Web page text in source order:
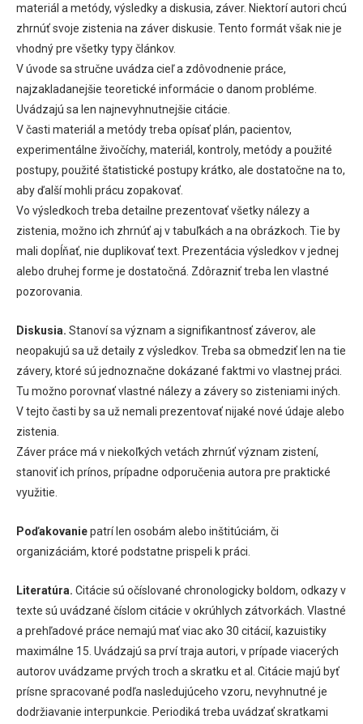
materiál a metódy, výsledky a diskusia, záver. Niektorí autori chcú
zhrnúť svoje zistenia na záver diskusie. Tento formát však nie je
vhodný pre všetky typy článkov.
V úvode sa stručne uvádza cieľ a zdôvodnenie práce,
najzakladanejšie teoretické informácie o danom probléme.
Uvádzajú sa len najnevyhnutnejšie citácie.
V časti materiál a metódy treba opísať plán, pacientov,
experimentálne živočíchy, materiál, kontroly, metódy a použité
postupy, použité štatistické postupy krátko, ale dostatočne na to,
aby ďalší mohli prácu zopakovať.
Vo výsledkoch treba detailne prezentovať všetky nálezy a
zistenia, možno ich zhrnúť aj v tabuľkách a na obrázkoch. Tie by
mali dopĺňať, nie duplikovať text. Prezentácia výsledkov v jednej
alebo druhej forme je dostatočná. Zdôrazniť treba len vlastné
pozorovania.
Diskusia. Stanoví sa význam a signifikantnosť záverov, ale
neopakujú sa už detaily z výsledkov. Treba sa obmedziť len na tie
závery, ktoré sú jednoznačne dokázané faktmi vo vlastnej práci.
Tu možno porovnať vlastné nálezy a závery so zisteniami iných.
V tejto časti by sa už nemali prezentovať nijaké nové údaje alebo
zistenia.
Záver práce má v niekoľkých vetách zhrnúť význam zistení,
stanoviť ich prínos, prípadne odporučenia autora pre praktické
využitie.
Poďakovaniepatrí len osobám alebo inštitúciám, či
organizáciám, ktoré podstatne prispeli k práci.
Literatúra. Citácie sú očíslované chronologicky boldom, odkazy v
texte sú uvádzané číslom citácie v okrúhlych zátvorkách. Vlastné
a prehľadové práce nemajú mať viac ako 30 citácií, kazuistiky
maximálne 15. Uvádzajú sa prví traja autori, v prípade viacerých
autorov uvádzame prvých troch a skratku et al. Citácie majú byť
prísne spracované podľa nasledujúceho vzoru, nevyhnutné je
dodržiavanie interpunkcie. Periodiká treba uvádzať skratkami